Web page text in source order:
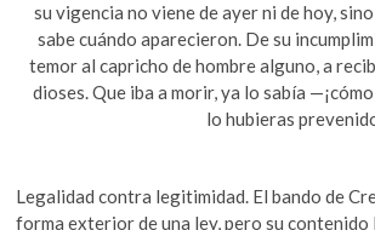
su vigencia no viene de ayer ni de hoy,
sabe cuándo aparecieron. De su
temor al capricho de hombre alguno, a
dioses. Que iba a morir, ya lo sabía
lo hubieras
Legalidad contra legitimidad. El bando de
forma exterior de una ley, pero su contenido